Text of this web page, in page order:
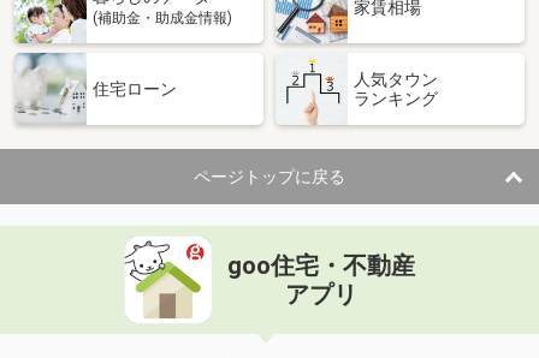
(補助金・助成金情報)
家賃相場
住宅ローン
人気タウン
ランキング
ページトップに戻る
goo住宅・不動産
アプリ